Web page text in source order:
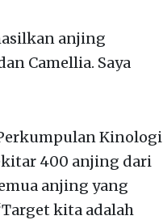
anjing
Camellia. Saya
Kinologi
400 anjing dari
anjing yang
kita adalah